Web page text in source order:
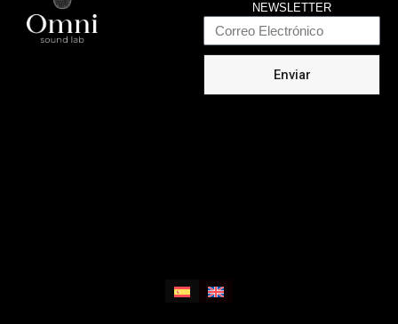
NEWSLETTER
Email
Enviar